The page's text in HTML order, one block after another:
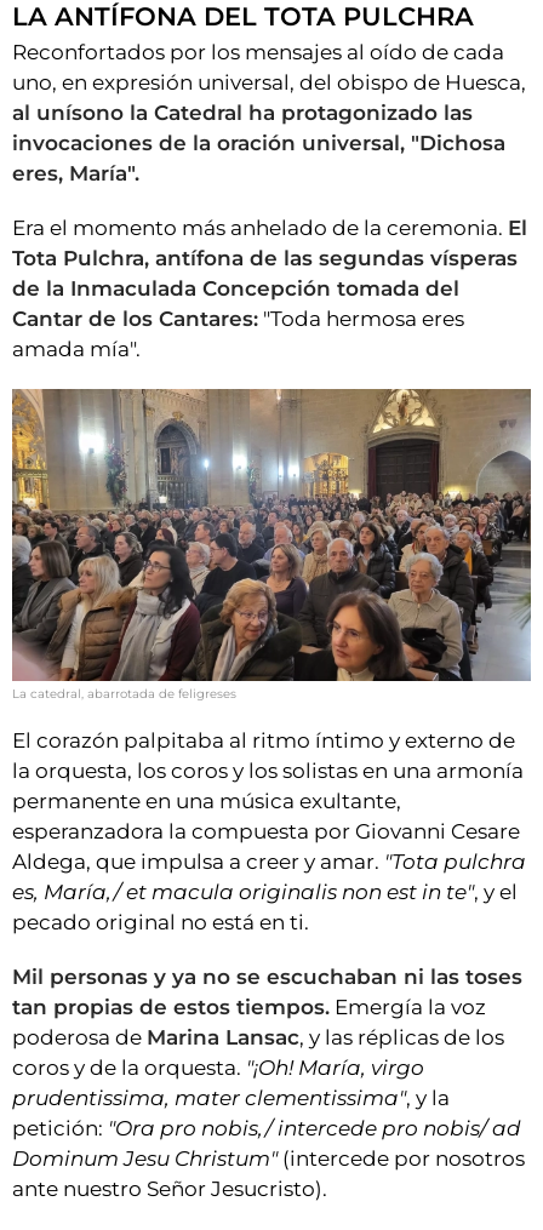
LA ANTÍFONA DEL TOTA PULCHRA
Reconfortados por los mensajes al oído de cada
uno, en expresión universal, del obispo de Huesca,
al unísono la Catedral ha protagonizado las
invocaciones de la oración universal, "Dichosa
eres, María".
Era el momento más anhelado de la ceremonia. El
Tota Pulchra, antífona de las segundas vísperas
de la Inmaculada Concepción tomada del
Cantar de los Cantares: "Toda hermosa eres
amada mía".
La catedral, abarrotada de feligreses
El corazón palpitaba al ritmo íntimo y externo de
la orquesta, los coros y los solistas en una armonía
permanente en una música exultante,
esperanzadora la compuesta por Giovanni Cesare
Aldega, que impulsa a creer y amar. "Tota pulchra
es, María,/ et macula originalis non est in te", y el
pecado original no está en ti.
Mil personas y ya no se escuchaban ni las toses
tan propias de estos tiempos. Emergía la voz
poderosa de Marina Lansac, y las réplicas de los
coros y de la orquesta. "¡Oh! María, virgo
prudentissima, mater clementissima", y la
petición: "Ora pro nobis,/ intercede pro nobis/ ad
Dominum Jesu Christum"(intercede por nosotros
ante nuestro Señor Jesucristo).